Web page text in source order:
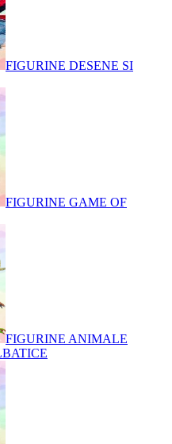
FIGURINE DESENE SI
FIGURINE GAME OF
FIGURINE ANIMALE